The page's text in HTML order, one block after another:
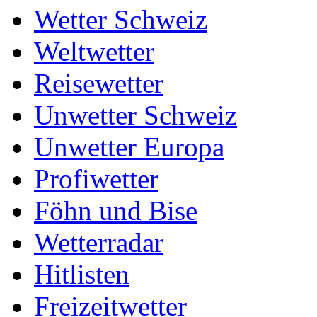
Wetter Schweiz
Weltwetter
Reisewetter
Unwetter Schweiz
Unwetter Europa
Profiwetter
Föhn und Bise
Wetterradar
Hitlisten
Freizeitwetter